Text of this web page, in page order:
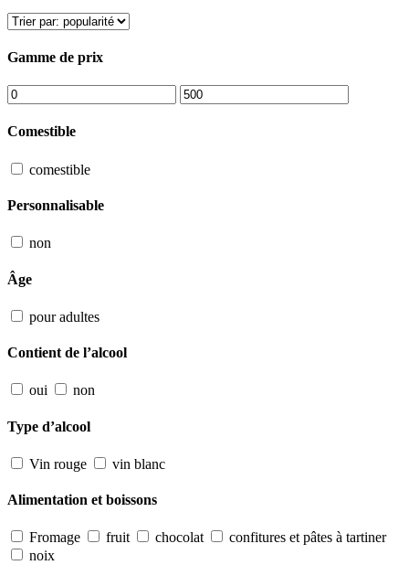
Gamme de prix
Comestible
comestible
Personnalisable
non
Âge
pour adultes
Contient de l’alcool
oui non
Type d’alcool
Vin rouge vin blanc
Alimentation et boissons
Fromage fruit chocolat
confitures et pâtes à tartiner
noix